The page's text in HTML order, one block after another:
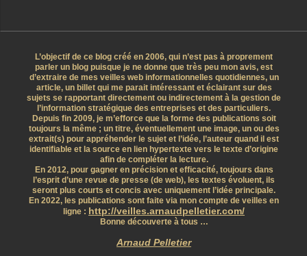
L’objectif de ce blog créé en 2006, qui n’est pas à proprement
parler un blog puisque je ne donne que très peu mon avis, est
d’extraire de mes veilles web informationnelles quotidiennes, un
article, un billet qui me parait intéressant et éclairant sur des
sujets se rapportant directement ou indirectement à la gestion de
l’information stratégique des entreprises et des particuliers.
Depuis fin 2009, je m’efforce que la forme des publications soit
toujours la même ; un titre, éventuellement une image, un ou des
extrait(s) pour appréhender le sujet et l’idée, l’auteur quand il est
identifiable et la source en lien hypertexte vers le texte d’origine
afin de compléter la lecture.
En 2012, pour gagner en précision et efficacité, toujours dans
l’esprit d’une revue de presse (de web), les textes évoluent, ils
seront plus courts et concis avec uniquement l’idée principale.
En 2022, les publications sont faite via mon compte de veilles en
ligne : http://veilles.arnaudpelletier.com/
Bonne découverte à tous …
Arnaud Pelletier